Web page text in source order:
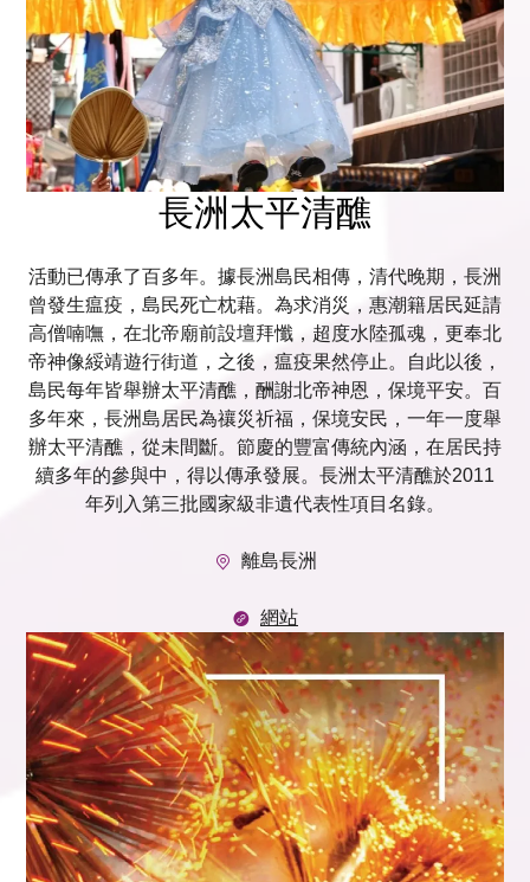
長洲太平清醮
活動已傳承了百多年。據長洲島民相傳，清代晚期，長洲
曾發生瘟疫，島民死亡枕藉。為求消災，惠潮籍居民延請
高僧喃嘸，在北帝廟前設壇拜懺，超度水陸孤魂，更奉北
帝神像綏靖遊行街道，之後，瘟疫果然停止。自此以後，
島民每年皆舉辦太平清醮，酬謝北帝神恩，保境平安。百
多年來，長洲島居民為禳災祈福，保境安民，一年一度舉
辦太平清醮，從未間斷。節慶的豐富傳統內涵，在居民持
續多年的參與中，得以傳承發展。長洲太平清醮於2011
年列入第三批國家級非遺代表性項目名錄。
離島長洲
網站